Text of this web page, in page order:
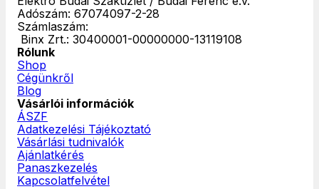
Adószám: 67074097-2-28
Számlaszám:
‎ Binx Zrt.: 30400001-00000000-13119108
Rólunk
Shop
Cégünkről
Blog
Vásárlói információk
ÁSZF
Adatkezelési Tájékoztató
Vásárlási tudnivalók
Ajánlatkérés
Panaszkezelés
Kapcsolatfelvétel